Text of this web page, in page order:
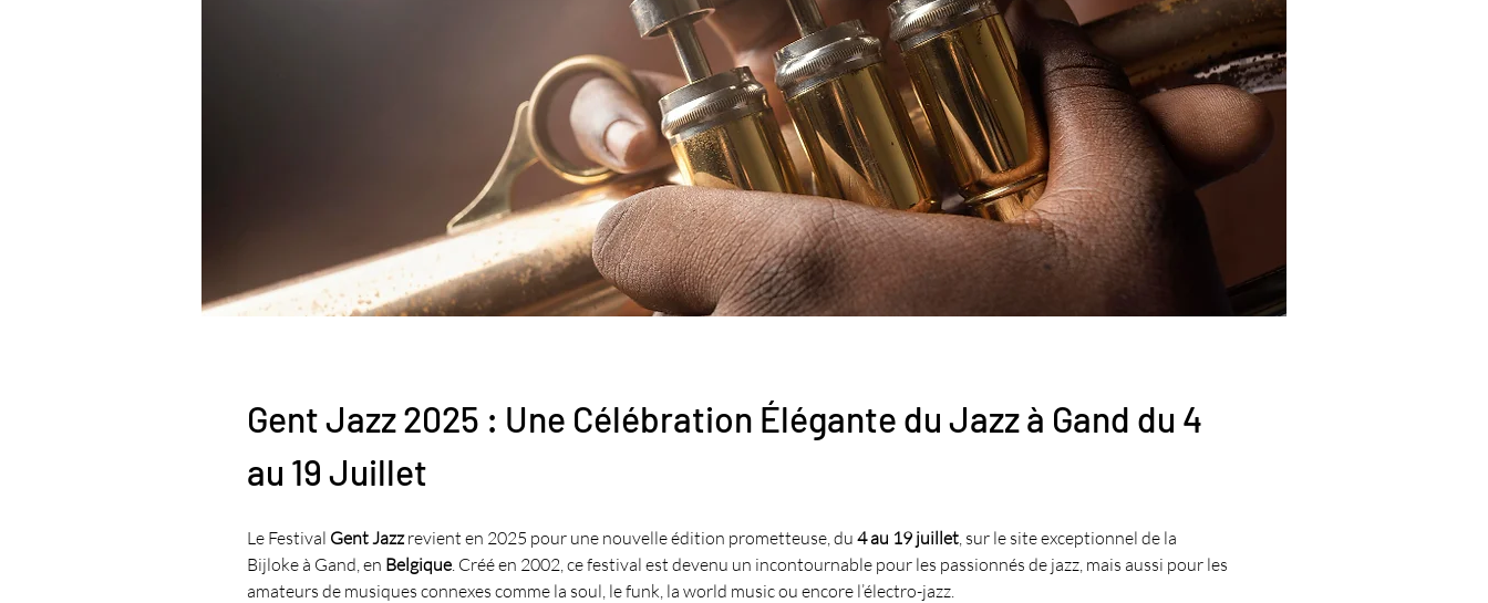
Gent Jazz 2025 : Une Célébration Élégante du Jazz à Gand du 4
au 19 Juillet
Le Festival Gent Jazz revient en 2025 pour une nouvelle édition prometteuse, du 4 au 19 juillet, sur le site exceptionnel de la
Bijloke à Gand, en Belgique. Créé en 2002, ce festival est devenu un incontournable pour les passionnés de jazz, mais aussi pour les
amateurs de musiques connexes comme la soul, le funk, la world music ou encore l’électro-jazz.